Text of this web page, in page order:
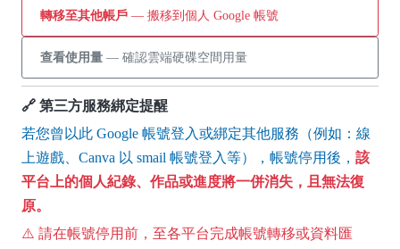
轉移至其他帳戶 — 搬移到個人 Google 帳號
查看使用量 — 確認雲端硬碟空間用量
🔗 第三方服務綁定提醒
若您曾以此 Google 帳號登入或綁定其他服務（例如：線
上遊戲、Canva 以 smail 帳號登入等），帳號停用後， 該
平台上的個人紀錄、作品或進度將一併消失，且無法復
原。
⚠️ 請在帳號停用前，至各平台完成帳號轉移或資料匯